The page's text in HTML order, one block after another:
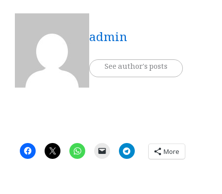
admin
See author's posts
More